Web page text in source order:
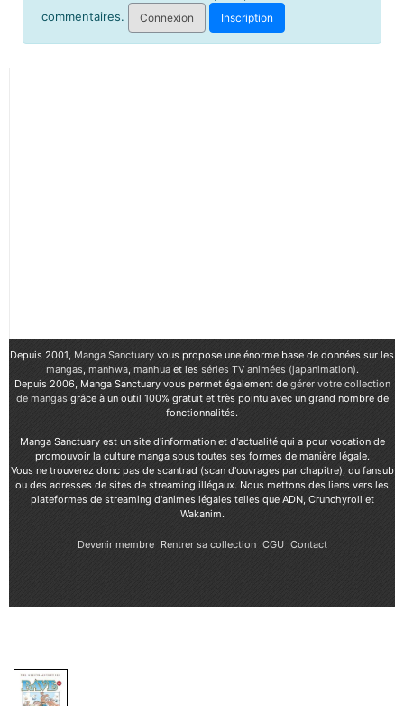
commentaires.
Connexion Inscription
Depuis 2001, Manga Sanctuary vous propose une énorme base de données sur les
mangas, manhwa, manhuaet les séries TV animées (japanimation).
Depuis 2006, Manga Sanctuary vous permet également de gérer votre collection
de mangasgrâce à un outil 100% gratuit et très pointu avec un grand nombre de
fonctionnalités.
Manga Sanctuary est un site d'information et d'actualité qui a pour vocation de
promouvoir la culture manga sous toutes ses formes de manière légale.
Vous ne trouverez donc pas de scantrad (scan d'ouvrages par chapitre), du fansub
ou des adresses de sites de streaming illégaux. Nous mettons des liens vers les
plateformes de streaming d'animes légales telles que ADN, Crunchyroll et
Wakanim.
Devenir membre Rentrer sa collection CGU Contact